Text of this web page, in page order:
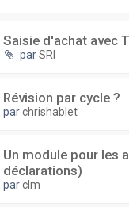
Saisie d'achat avec
parSRI
Révision par cycle ?
parchrishablet
Un module pour les
déclarations)
parclm